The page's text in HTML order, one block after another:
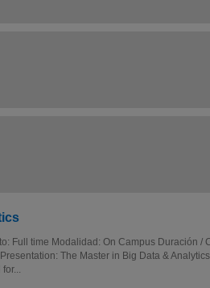
Full time Modalidad: On Campus Duración /
The Master in Big Data &